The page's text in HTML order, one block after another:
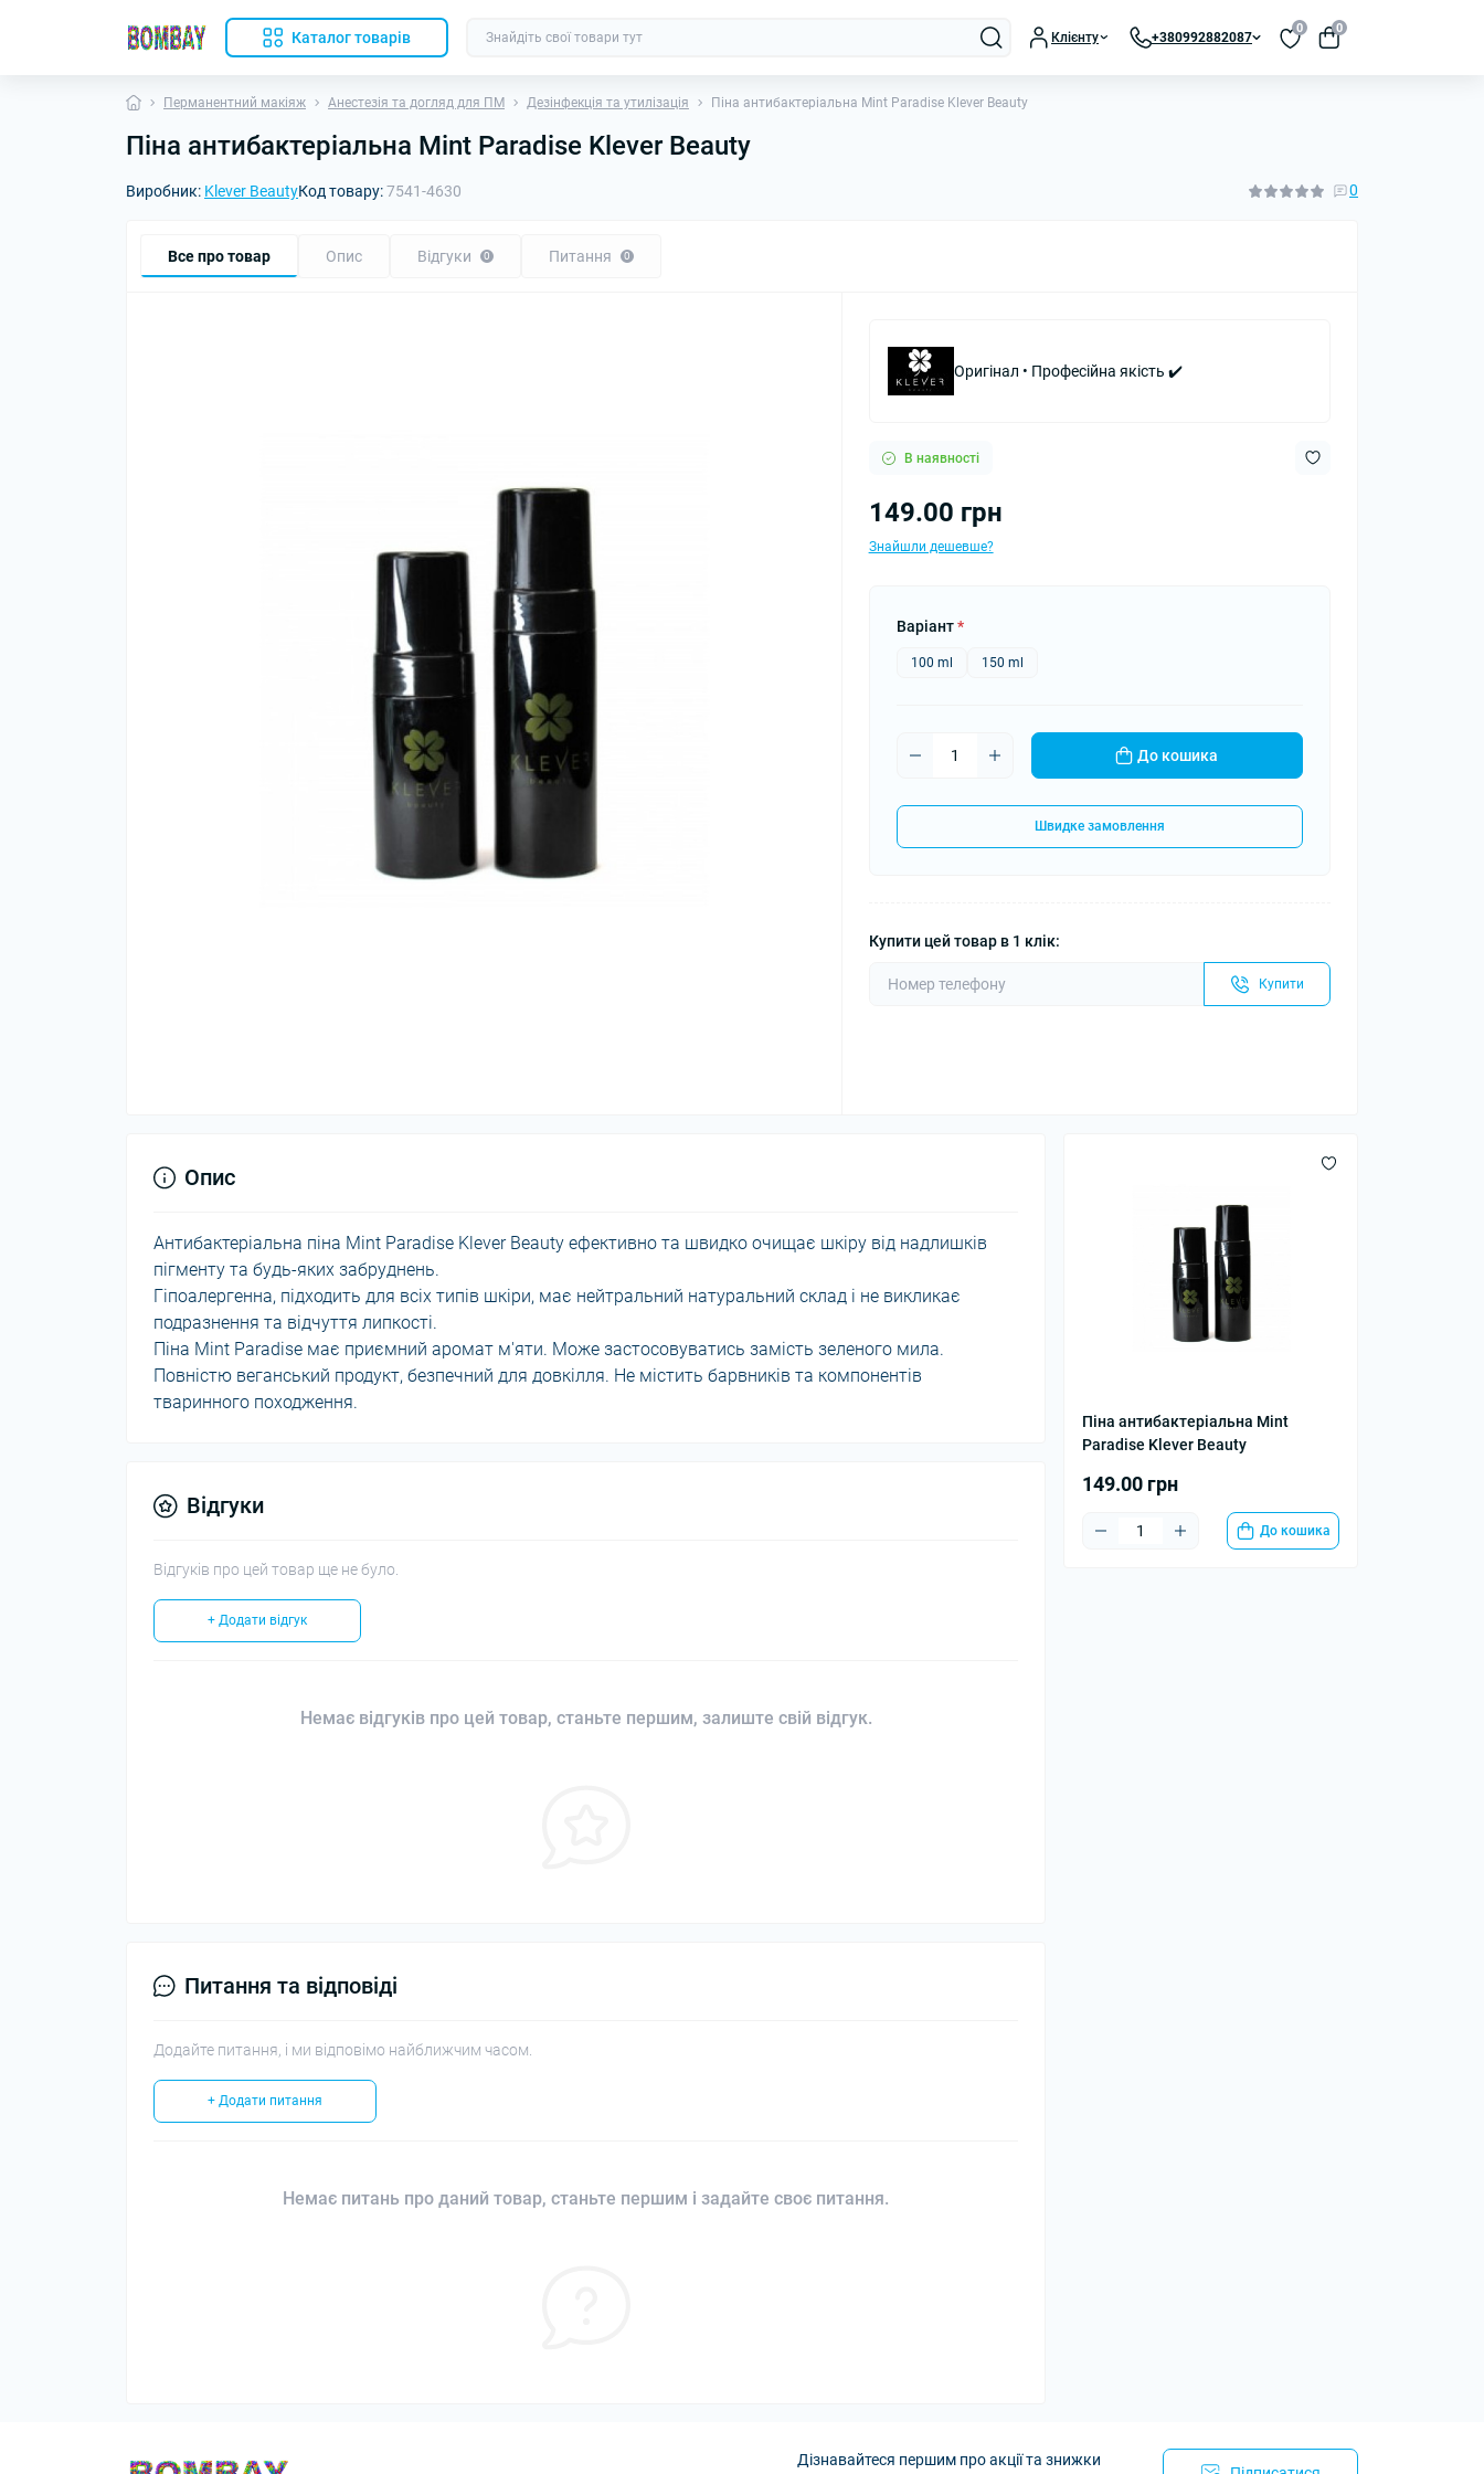
Каталог товарів Клієнту +380992882087
0 0
Перманентний макіяж Анестезія та догляд для ПМ Дезінфекція та утилізація Піна антибактеріальна Mint Paradise Klever Beauty
Піна антибактеріальна Mint Paradise Klever Beauty
Виробник: Klever BeautyКод товару:7541-4630 0
Все про товар Опис Відгуки 0 Питання 0
Оригінал • Професійна якість ✔️
В наявності
149.00 грн
Знайшли дешевше?
Варіант*
100 ml 150 ml
До кошика
Швидке замовлення
Купити цей товар в 1 клік:
Купити
Піна антибактеріальна Mint
Paradise Klever Beauty
149.00 грн
До кошика
Опис
Антибактеріальна піна Mint Paradise Klever Beauty ефективно та швидко очищає шкіру від надлишків
пігменту та будь-яких забруднень.
Гіпоалергенна, підходить для всіх типів шкіри, має нейтральний натуральний склад і не викликає
подразнення та відчуття липкості.
Піна Mint Paradise має приємний аромат м'яти. Може застосовуватись замість зеленого мила.
Повністю веганський продукт, безпечний для довкілля. Не містить барвників та компонентів
тваринного походження.
Відгуки
Відгуків про цей товар ще не було.
+ Додати відгук
Немає відгуків про цей товар, станьте першим, залиште свій відгук.
Питання та відповіді
Додайте питання, і ми відповімо найближчим часом.
+ Додати питання
Немає питань про даний товар, станьте першим і задайте своє питання.
Дізнавайтеся першим про акції та знижки